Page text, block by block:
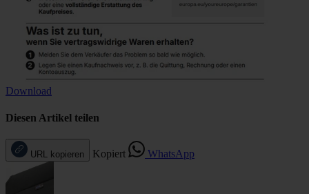
Download
Diesen Artikel teilen
URL kopieren Kopiert WhatsApp